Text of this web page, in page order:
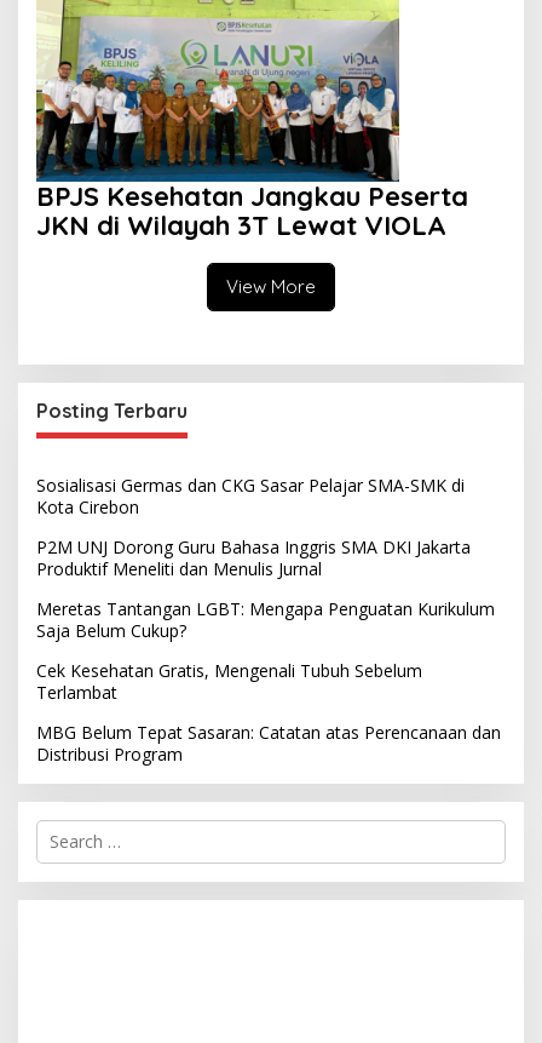
BPJS Kesehatan Jangkau Peserta
JKN di Wilayah 3T Lewat VIOLA
View More
Posting Terbaru
Sosialisasi Germas dan CKG Sasar Pelajar SMA-SMK di
Kota Cirebon
P2M UNJ Dorong Guru Bahasa Inggris SMA DKI Jakarta
Produktif Meneliti dan Menulis Jurnal
Meretas Tantangan LGBT: Mengapa Penguatan Kurikulum
Saja Belum Cukup?
Cek Kesehatan Gratis, Mengenali Tubuh Sebelum
Terlambat
MBG Belum Tepat Sasaran: Catatan atas Perencanaan dan
Distribusi Program
S
r